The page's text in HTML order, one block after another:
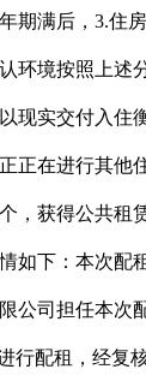
年期满后，3.住
环境按照上述
现实交付入住
正在进行其他
，获得公共租
如下：本次配
公司担任本次
行配租，经复